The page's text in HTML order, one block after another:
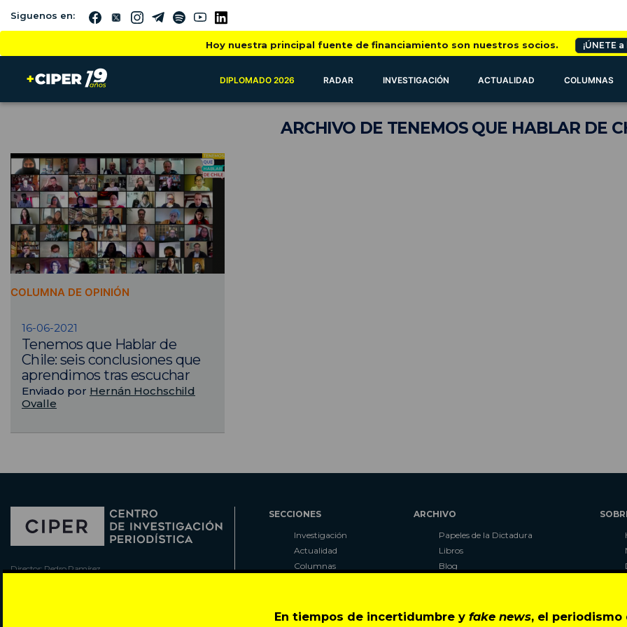
En tiempos de incertidumbre yfake news, el periodismo
Siguenos en:
Hoy nuestra principal fuente de financiamiento son nuestros socios. ¡ÚNETE
DIPLOMADO 2026 RADAR INVESTIGACIÓN ACTUALIDAD COLUMNAS
ARCHIVO DE TENEMOS QUE HABLAR DE
COLUMNA DE OPINIÓN
16-06-2021
Tenemos que Hablar de
Chile: seis conclusiones que
aprendimos tras escuchar
Enviado por Hernán Hochschild
Ovalle
Director: Pedro Ramírez
SECCIONES
Investigación
Actualidad
Columnas
Radar
ARCHIVO
Papeles de la Dictadura
Libros
Blog
LaBot Constituyente